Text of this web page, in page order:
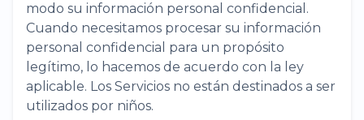
modo su información personal confidencial.
Cuando necesitamos procesar su información
personal confidencial para un propósito
legítimo, lo hacemos de acuerdo con la ley
aplicable. Los Servicios no están destinados a ser
utilizados por niños.